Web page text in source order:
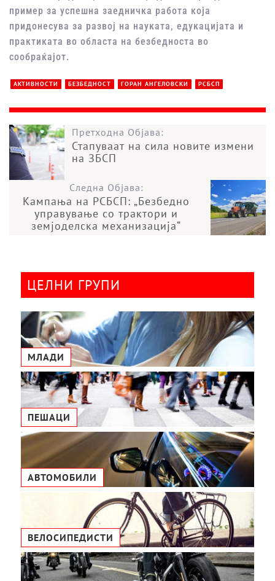
пример за успешна заедничка работа која
придонесува за развој на науката, едукацијата и
практиката во областа на безбедноста во
сообраќајот.
АКТИВНОСТИ БЕЗБЕДНОСТ ГОРАН АНГЕЛОВСКИ РСБСП
Претходна Објава:
Стапуваат на сила новите измени
на ЗБСП
Следна Објава:
Кампања на РСБСП: „Безбедно
управување со трактори и
земјоделска механизација“
ЦЕЛНИ ГРУПИ
МЛАДИ
ПЕШАЦИ
АВТОМОБИЛИ
ВЕЛОСИПЕДИСТИ